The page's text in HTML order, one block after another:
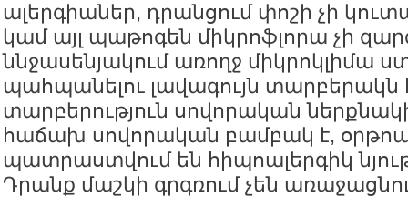
ալերգիաներ, դրանցում փոշի չի
կամ այլ պաթոգեն միկրոֆլորա չի
ննջասենյակում առողջ միկրոկլիմա
պահպանելու լավագույն տարբերակն
տարբերություն սովորական
հաճախ սովորական բամբակ է,
պատրաստվում են հիպոալերգիկ
Դրանք մաշկի գրգռում չեն